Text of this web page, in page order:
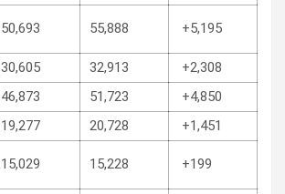
50,693 55,888 +5,195
30,605 32,913
+2,308
46,873 51,723
+4,850
19,277 20,728
+1,451
15,029 15,228 +199